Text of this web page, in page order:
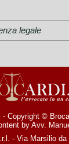
legale
Copyright ©
by Avv.
- Via Marsilio